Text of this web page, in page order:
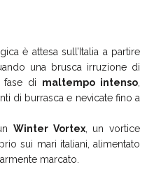
è attesa sull’Italia a partire
una brusca irruzione di
fase di maltempo intenso,
di burrasca e nevicate fino a
Winter Vortex, un vortice
sui mari italiani, alimentato
marcato.